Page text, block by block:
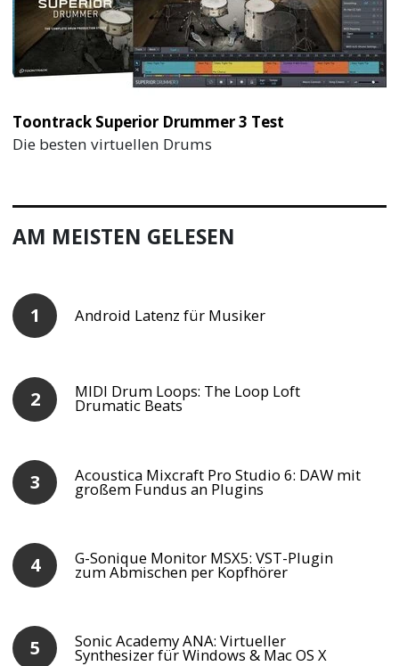
Toontrack Superior Drummer 3 Test
Die besten virtuellen Drums
AM MEISTEN GELESEN
Android Latenz für Musiker
MIDI Drum Loops: The Loop Loft
Drumatic Beats
Acoustica Mixcraft Pro Studio 6: DAW mit
großem Fundus an Plugins
G-Sonique Monitor MSX5: VST-Plugin
zum Abmischen per Kopfhörer
Sonic Academy ANA: Virtueller
Synthesizer für Windows & Mac OS X